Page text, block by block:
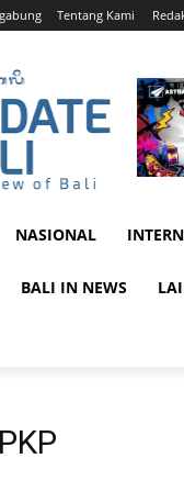
Tentang Kami
NASIONAL
BALI IN NEWS